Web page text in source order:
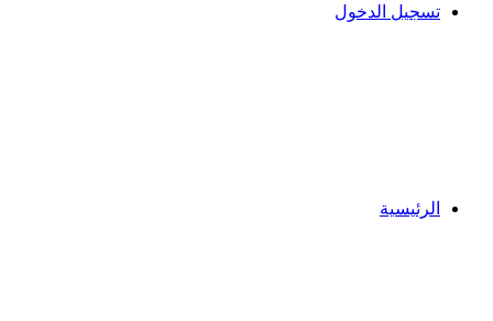
تسجيل الدخول
الرئيسية